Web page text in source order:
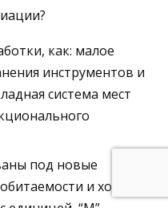
как: малое
инструментов и
система мест
под новые
и ходовых